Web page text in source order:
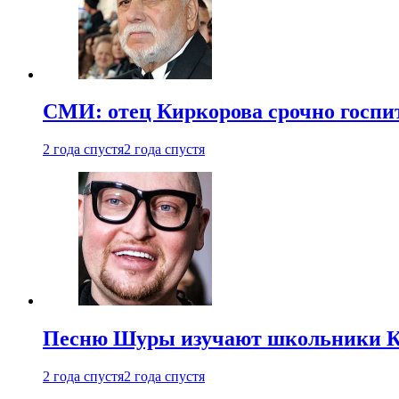
СМИ: отец Киркорова срочно
2 года спустя2 года спустя
Песню Шуры изучают школьники
2 года спустя2 года спустя